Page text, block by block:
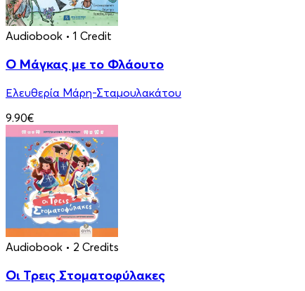
Audiobook • 1 Credit
Ο Μάγκας με το Φλάουτο
Ελευθερία Μάρη-Σταμουλακάτου
9.90€
Audiobook • 2 Credits
Οι Τρεις Στοματοφύλακες